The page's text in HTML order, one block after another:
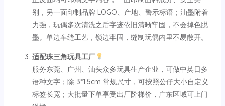
别，另一面印制品牌 LOGO、产地、警示标语；油墨附着
力强，玩偶多次清洗之后字迹依旧清晰牢固，不会掉色脱
墨。单边车缝工艺，锁边牢固，缝制玩偶内里不易散开。
适配珠三角玩具工厂
服务东莞、广州、汕头众多玩具生产企业，可做中英日多
语种文字；除 3*1.5cm 常规尺寸，可按照公仔大小自定义
标签长宽；大批量下单享受出厂阶梯价，广东区域可上门